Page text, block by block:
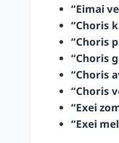
“Eimai
“Choris
“Choris
“Choris
“Choris
“Choris
“Exei
“Exei